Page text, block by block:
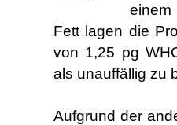
einem
Fett lagen die
von 1,25 pg
als unauffällig zu
Aufgrund der